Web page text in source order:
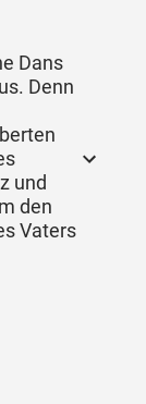
Dans
Denn
und
den
Vaters